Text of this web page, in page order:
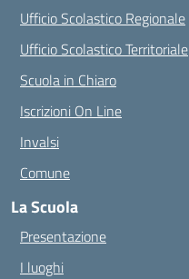
Ufficio Scolastico Regionale
Ufficio Scolastico Territoriale
Scuola in Chiaro
Iscrizioni On Line
Invalsi
Comune
La Scuola
Presentazione
I luoghi